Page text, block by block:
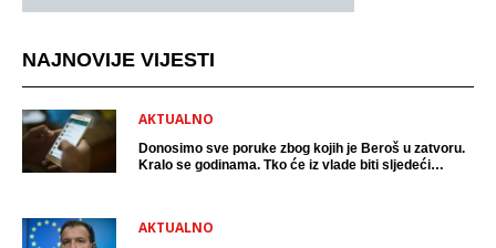
NAJNOVIJE VIJESTI
AKTUALNO
Donosimo sve poruke zbog kojih je Beroš u zatvoru.
Kralo se godinama. Tko će iz vlade biti sljedeći
AKTUALNO